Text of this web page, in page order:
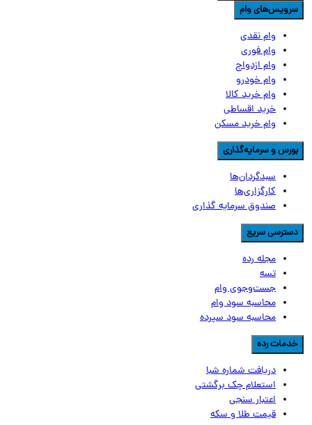
وام
وام نقدی
وام فوری
وام ازدواج
وام خودرو
وام خرید کالا
خرید اقساطی
وام خرید مسکن
و سرمایه‌گذاری
سبدگردان‌ها
کارگزاری‌ها
صندوق سرمایه گذاری
سریع
مجله رده
تسه
جست‌وجوی وام
محاسبه سود وام
محاسبه سود سپرده
رده
دریافت شماره شبا
استعلام چک برگشتی
اعتبار سنجی
قیمت طلا و سکه